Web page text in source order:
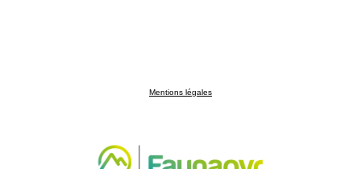
Mentions légales